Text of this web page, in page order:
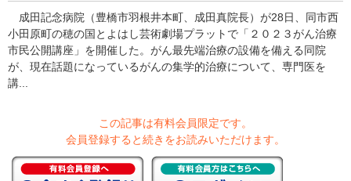
成田記念病院（豊橋市羽根井本町、成田真院長）が28日、同市西
小田原町の穂の国とよはし芸術劇場プラットで「２０２３がん治療
市民公開講座」を開催した。がん最先端治療の設備を備える同院
が、現在話題になっているがんの集学的治療について、専門医を
講...
この記事は有料会員限定です。
会員登録すると続きをお読みいただけます。